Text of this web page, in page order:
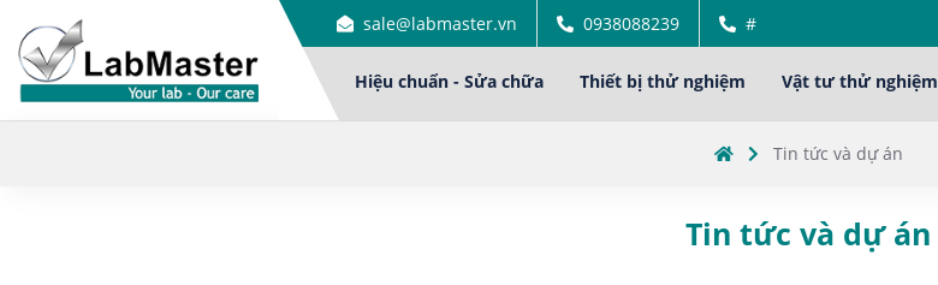
sale@labmaster.vn 0938088239 #
Hiệu chuẩn - Sửa chữa Thiết bị thử nghiệm Vật tư thử nghiệm
Tin tức và dự án
Tin tức và dự án